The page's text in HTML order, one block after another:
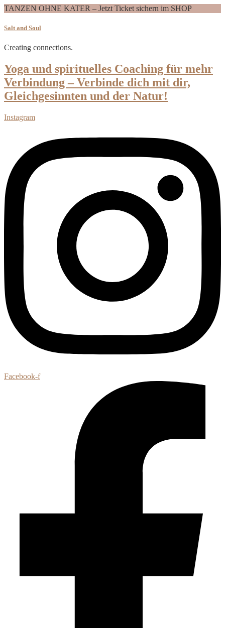
TANZEN OHNE KATER – Jetzt Ticket sichern im SHOP
Salt and Soul
Creating connections.
Yoga und spirituelles Coaching für mehr
Verbindung – Verbinde dich mit dir,
Gleichgesinnten und der Natur!
Instagram
Facebook-f